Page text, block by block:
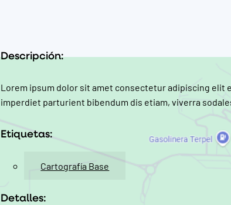
Descripción:
Lorem ipsum dolor sit amet consectetur adipiscing
imperdiet parturient bibendum dis etiam, viverra
Etiquetas:
Cartografía Base
Detalles: